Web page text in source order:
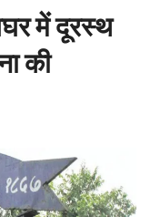
में दूरस्थ
की